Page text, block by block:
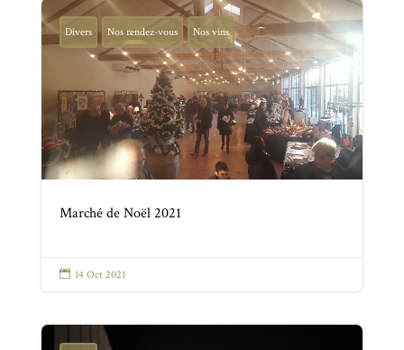
Divers Nos rendez-vous Nos vins
Marché de Noël 2021
 14 Oct 2021